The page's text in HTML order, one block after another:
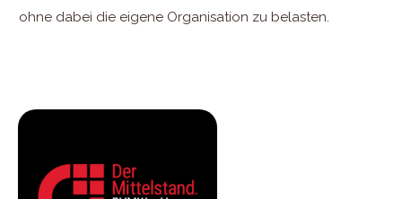
ohne dabei die eigene Organisation zu belasten.